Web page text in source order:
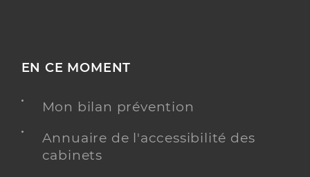
EN CE MOMENT
Mon bilan prévention
Annuaire de l'accessibilité des
cabinets